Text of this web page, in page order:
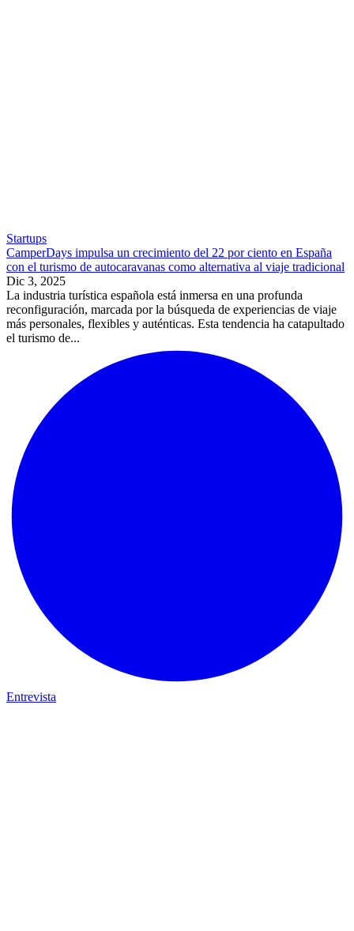
Startups
CamperDays impulsa un crecimiento del 22 por ciento en España
con el turismo de autocaravanas como alternativa al viaje tradicional
Dic 3, 2025
La industria turística española está inmersa en una profunda
reconfiguración, marcada por la búsqueda de experiencias de viaje
más personales, flexibles y auténticas. Esta tendencia ha catapultado
el turismo de...
Entrevista